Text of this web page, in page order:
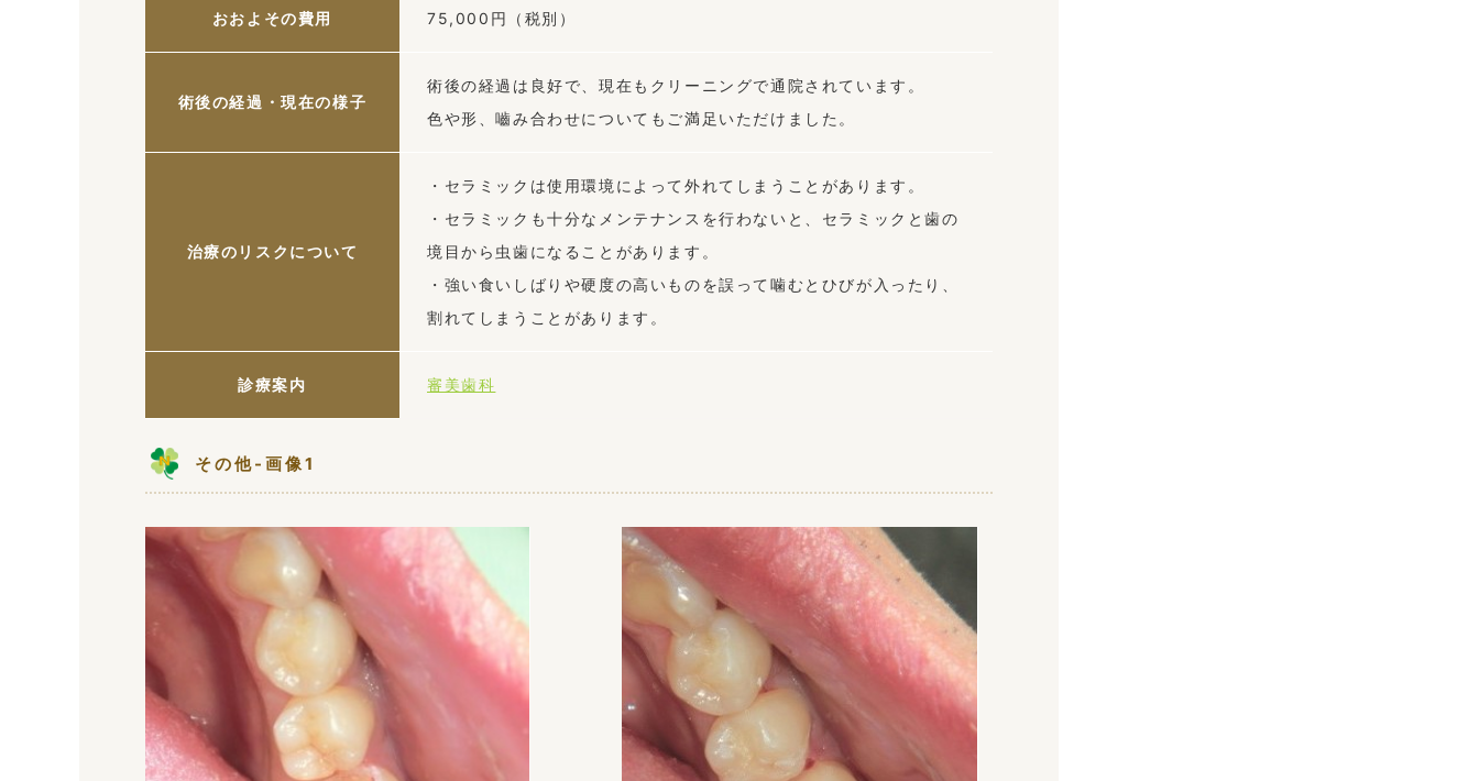
おおよその費用 75,000円（税別）
術後の経過・現在の様子
術後の経過は良好で、現在もクリーニングで通院されています。
色や形、嚙み合わせについてもご満足いただけました。
治療のリスクについて
・セラミックは使用環境によって外れてしまうことがあります。
・セラミックも十分なメンテナンスを行わないと、セラミックと歯の
境目から虫歯になることがあります。
・強い食いしばりや硬度の高いものを誤って噛むとひびが入ったり、
割れてしまうことがあります。
診療案内 審美歯科
その他-画像1